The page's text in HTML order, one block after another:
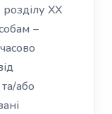
XX
–
або